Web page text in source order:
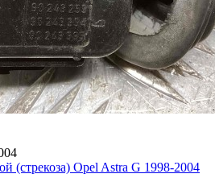
(стрекоза) Opel Astra G 1998-2004